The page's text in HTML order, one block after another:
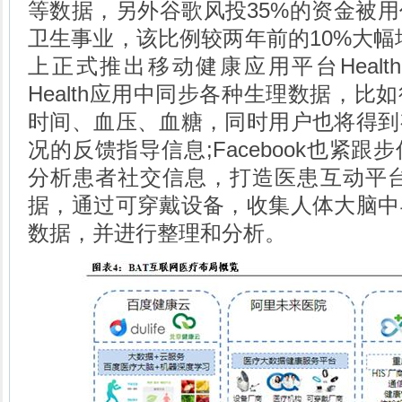
等数据，另外谷歌风投35%的资金被
卫生事业，该比例较两年前的10%大
上正式推出移动健康应用平台
Health应用中同步各种生理数据，比
时间、血压、血糖，同时用户也将得
况的反馈指导信息;Facebook也紧跟
分析患者社交信息，打造医患互动平
据，通过可穿戴设备，收集人体大脑
数据，并进行整理和分析。